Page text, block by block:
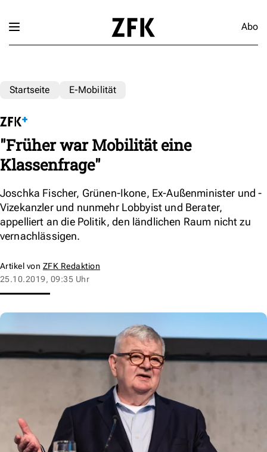
Abo
Startseite E-Mobilität
"Früher war Mobilität eine
Klassenfrage"
Joschka Fischer, Grünen-Ikone, Ex-Außenminister und -
Vizekanzler und nunmehr Lobbyist und Berater,
appelliert an die Politik, den ländlichen Raum nicht zu
vernachlässigen.
Artikel von ZFK Redaktion
25.10.2019, 09:35 Uhr